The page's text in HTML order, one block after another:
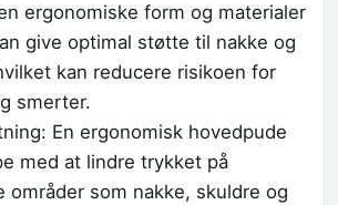
ergonomiske form og materialer
give optimal støtte til nakke og
kan reducere risikoen for
smerter.
En ergonomisk hovedpude
med at lindre trykket på
områder som nakke, skuldre og